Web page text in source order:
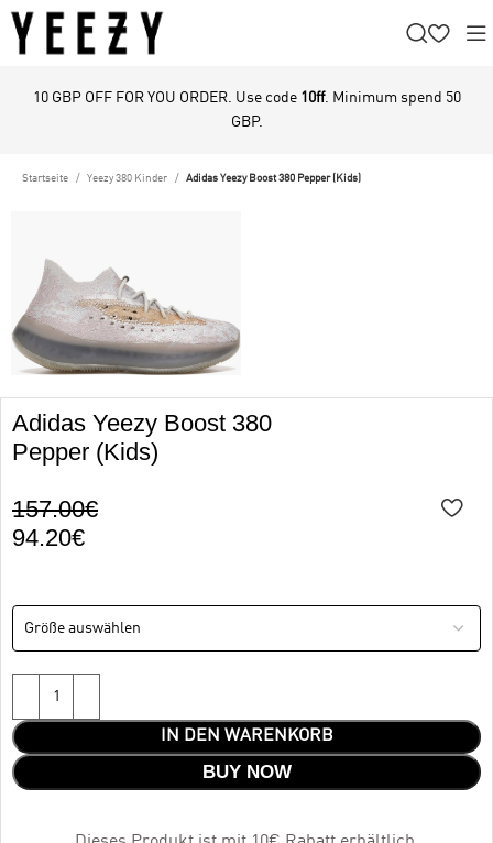
10 GBP OFF FOR YOU ORDER. Use code 10ff. Minimum spend 50
GBP.
Startseite Yeezy 380 Kinder Adidas Yeezy Boost 380 Pepper (Kids)
Adidas Yeezy Boost 380
Pepper (Kids)
157.00€
94.20€
IN DEN WARENKORB
BUY NOW